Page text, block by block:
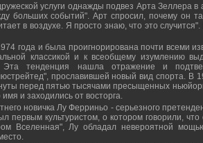
услуги однажды подвез Арта Зеллера в
больших событий". Арт спросил, почему он
в воздухе. Я просто знаю, что это
года и была проигнорирована почти всеми
классикой и к всеобщему изумлению
Эта тенденция нашла отражение и
прославившей новый вид спорта. В
перед пятью тысячами пресыщенных
и заходились от восторга.
новичка Лу Ферриньо - серьезного
культуристом, о котором говорили, что
Вселенная", Лу обладал невероятной